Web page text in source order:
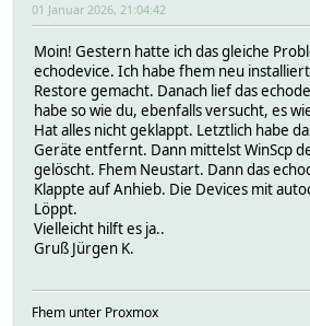
01 Januar 2026, 21:04:42
Moin! Gestern hatte ich das gleiche
echodevice. Ich habe fhem neu
Restore gemacht. Danach lief das
habe so wie du, ebenfalls versucht, es
Hat alles nicht geklappt. Letztlich habe
Geräte entfernt. Dann mittelst WinScp
gelöscht. Fhem Neustart. Dann das
Klappte auf Anhieb. Die Devices mit
Löppt.
Vielleicht hilft es ja..
Gruß Jürgen K.
Fhem unter Proxmox